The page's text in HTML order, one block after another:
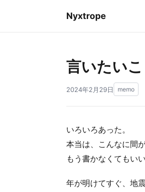
Nyxtrope
言いたい
2024年2月29日 memo
いろいろあった。
本当は、こんなに間
もう書かなくてもい
年が明けてすぐ、地